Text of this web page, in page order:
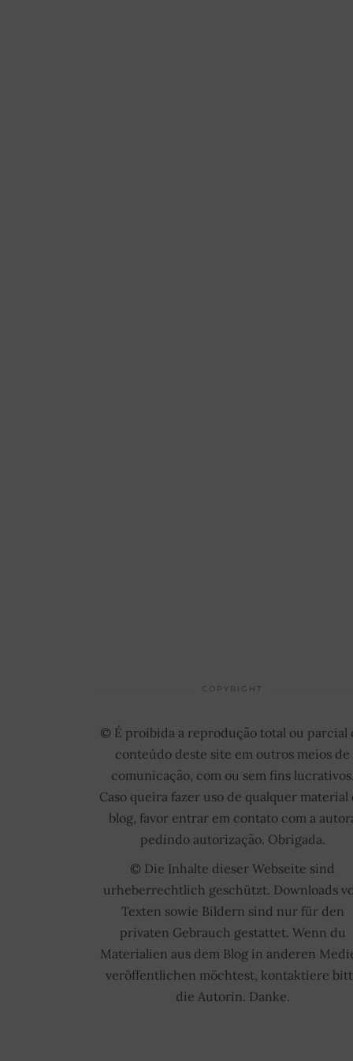
COPYRIGHT
© É proibida a reprodução total ou parcial
conteúdo deste site em outros meios de
comunicação, com ou sem fins
Caso queira fazer uso de qualquer material
blog, favor entrar em contato com a
pedindo autorização. Obrigada.
© Die Inhalte dieser Webseite sind
urheberrechtlich geschützt. Downloads
Texten sowie Bildern sind nur für den
privaten Gebrauch gestattet. Wenn du
Materialien aus dem Blog in anderen
veröffentlichen möchtest, kontaktiere
die Autorin. Danke.